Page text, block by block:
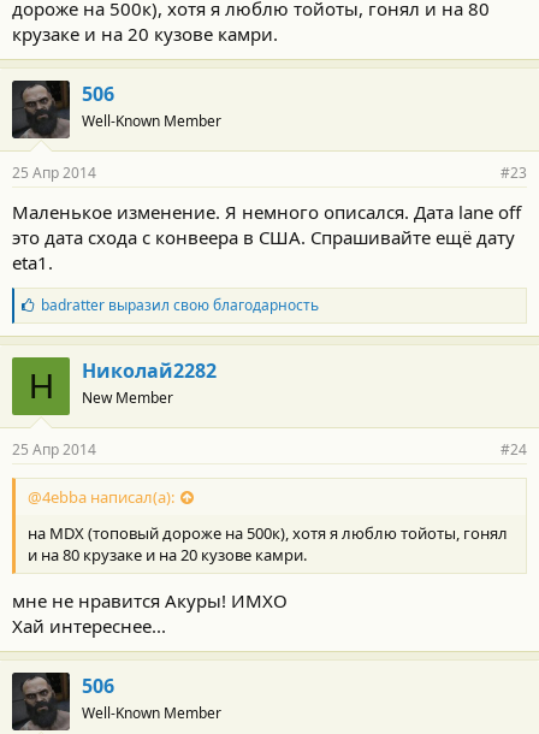
дороже на 500к), хотя я люблю тойоты, гонял и на 80
крузаке и на 20 кузове камри.
506
Well-Known Member
25 Апр 2014 #23
Маленькое изменение. Я немного описался. Дата lane off
это дата схода с конвеера в США. Спрашивайте ещё дату
eta1.
Б
л
а
г
о
а
н
о
с
и
:
badratterвыразил свою благодарность
Н Николай2282
New Member
25 Апр 2014 #24
@4ebba написал(а):
на MDX (топовый дороже на 500к), хотя я люблю тойоты, гонял
и на 80 крузаке и на 20 кузове камри.
мне не нравится Акуры! ИМХО
Хай интереснее...
506
Well-Known Member